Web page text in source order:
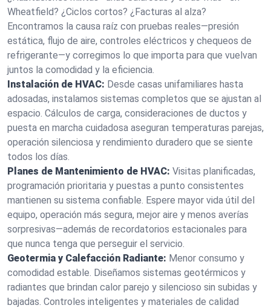
Wheatfield? ¿Ciclos cortos? ¿Facturas al alza?
Encontramos la causa raíz con pruebas reales—presión
estática, flujo de aire, controles eléctricos y chequeos de
refrigerante—y corregimos lo que importa para que vuelvan
juntos la comodidad y la eficiencia.
Instalación de HVAC: Desde casas unifamiliares hasta
adosadas, instalamos sistemas completos que se ajustan al
espacio. Cálculos de carga, consideraciones de ductos y
puesta en marcha cuidadosa aseguran temperaturas parejas,
operación silenciosa y rendimiento duradero que se siente
todos los días.
Planes de Mantenimiento de HVAC: Visitas planificadas,
programación prioritaria y puestas a punto consistentes
mantienen su sistema confiable. Espere mayor vida útil del
equipo, operación más segura, mejor aire y menos averías
sorpresivas—además de recordatorios estacionales para
que nunca tenga que perseguir el servicio.
Geotermia y Calefacción Radiante: Menor consumo y
comodidad estable. Diseñamos sistemas geotérmicos y
radiantes que brindan calor parejo y silencioso sin subidas y
bajadas. Controles inteligentes y materiales de calidad